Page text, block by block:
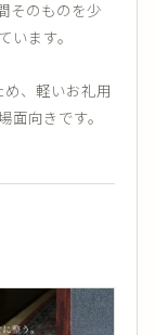
そのものを少
ます。
、軽いお礼用
向きです。